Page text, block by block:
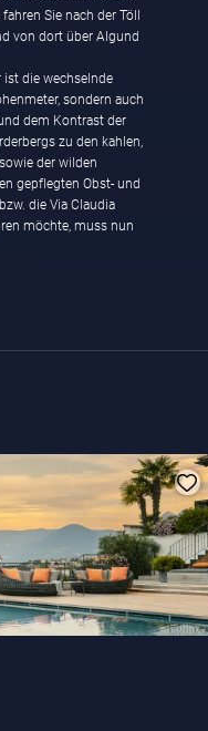
ist die wechselnde
sondern auch
dem Kontrast der
zu den kahlen,
der wilden
gepflegten Obst- und
die Via Claudia
möchte, muss nun